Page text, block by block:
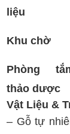
liệu
Khu chờ
Phòng
thảo dược
Vật Liệu &
– Gỗ tự